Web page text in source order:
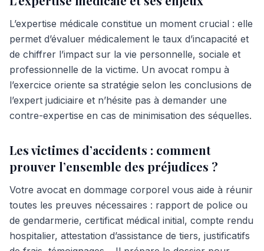
L’expertise médicale constitue un moment crucial : elle
permet d’évaluer médicalement le taux d’incapacité et
de chiffrer l’impact sur la vie personnelle, sociale et
professionnelle de la victime. Un avocat rompu à
l’exercice oriente sa stratégie selon les conclusions de
l’expert judiciaire et n’hésite pas à demander une
contre-expertise en cas de minimisation des séquelles.
Les victimes d’accidents : comment
prouver l’ensemble des préjudices ?
Votre avocat en dommage corporel vous aide à réunir
toutes les preuves nécessaires : rapport de police ou
de gendarmerie, certificat médical initial, compte rendu
hospitalier, attestation d’assistance de tiers, justificatifs